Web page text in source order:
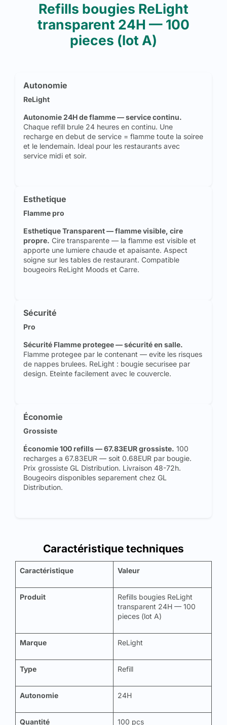
Refills bougies ReLight
transparent 24H — 100
pieces (lot A)
Autonomie
ReLight
Autonomie 24H de flamme — service continu.
Chaque refill brule 24 heures en continu. Une
recharge en debut de service = flamme toute la soiree
et le lendemain. Ideal pour les restaurants avec
service midi et soir.
Esthetique
Flamme pro
Esthetique Transparent — flamme visible, cire
propre. Cire transparente — la flamme est visible et
apporte une lumiere chaude et apaisante. Aspect
soigne sur les tables de restaurant. Compatible
bougeoirs ReLight Moods et Carre.
Sécurité
Pro
Sécurité Flamme protegee — sécurité en salle.
Flamme protegee par le contenant — evite les risques
de nappes brulees. ReLight : bougie securisee par
design. Eteinte facilement avec le couvercle.
Économie
Grossiste
Économie 100 refills — 67.83EUR grossiste. 100
recharges a 67.83EUR — soit 0.68EUR par bougie.
Prix grossiste GL Distribution. Livraison 48-72h.
Bougeoirs disponibles separement chez GL
Distribution.
Caractéristique techniques
Caractéristique Valeur
Produit
Refills bougies ReLight
transparent 24H — 100
pieces (lot A)
Marque ReLight
Type Refill
Autonomie 24H
Quantité 100 pcs